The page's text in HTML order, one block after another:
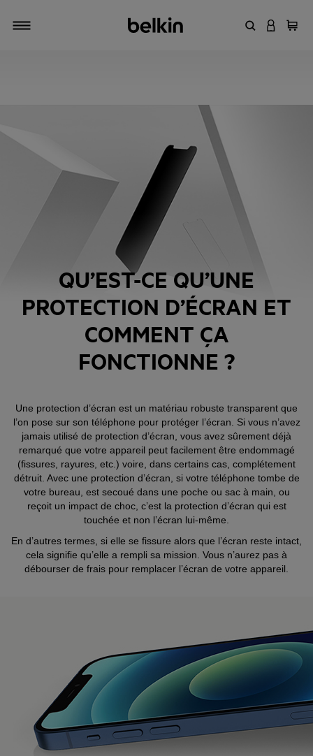
Entrez un
QU’EST-CE QU’UNE
PROTECTION D’ÉCRAN ET
COMMENT ÇA
FONCTIONNE ?
Une protection d’écran est un matériau robuste transparent que
l’on pose sur son téléphone pour protéger l’écran. Si vous n’avez
jamais utilisé de protection d’écran, vous avez sûrement déjà
remarqué que votre appareil peut facilement être endommagé
(fissures, rayures, etc.) voire, dans certains cas, complétement
détruit. Avec une protection d’écran, si votre téléphone tombe de
votre bureau, est secoué dans une poche ou sac à main, ou
reçoit un impact de choc, c’est la protection d’écran qui est
touchée et non l’écran lui-même.
En d’autres termes, si elle se fissure alors que l’écran reste intact,
cela signifie qu’elle a rempli sa mission. Vous n’aurez pas à
débourser de frais pour remplacer l’écran de votre appareil.